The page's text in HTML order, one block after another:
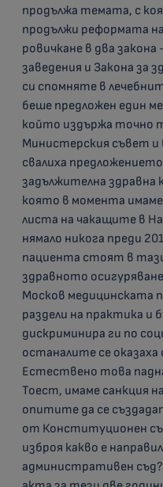
продължа темата, с
продължи реформата
ровичкане в два
заведения и Закона за
си спомняте в
беше предложен един
който издържа точно
Министерския съвет и
свалиха
задължителна здравна
която в момента
листа на чакащите в
нямало никога преди
пациента стоят в
здравното
Москов медицинската
раздели на практика и
дискриминира ги по
останалите се оказаха
Естествено това
Тоест, имаме санкция
опитите да се
от Конституционен
изброя какво е
административен